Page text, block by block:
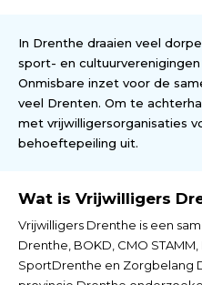
In Drenthe draaien veel
sport- en
Onmisbare inzet voor de
veel Drenten. Om te
met vrijwilligersorganisaties
behoeftepeiling uit.
Wat is Vrijwilligers
Vrijwilligers Drenthe is een
Drenthe, BOKD, CMO
SportDrenthe en Zorgbelang